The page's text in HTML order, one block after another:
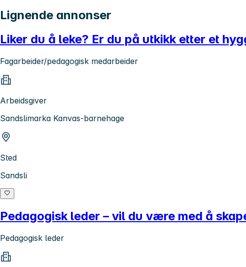
Lignende annonser
Liker du å leke? Er du på utkikk etter et
Fagarbeider/pedagogisk medarbeider
Arbeidsgiver
Sandslimarka Kanvas-barnehage
Sted
Sandsli
Pedagogisk leder – vil du være med å
Pedagogisk leder